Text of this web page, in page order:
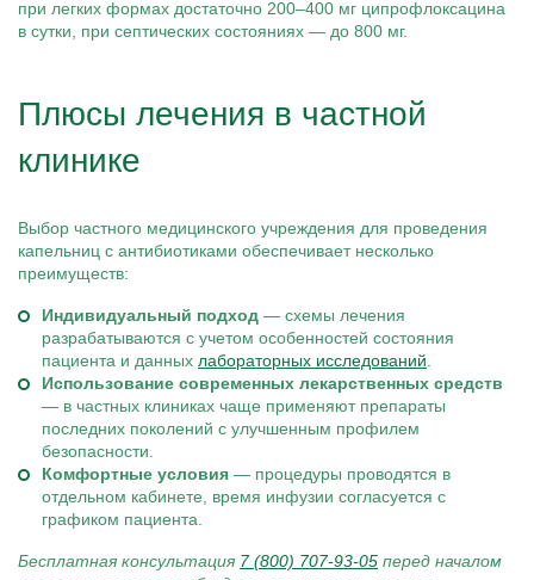
при легких формах достаточно 200–400 мг ципрофлоксацина
в сутки, при септических состояниях — до 800 мг.
Плюсы лечения в частной
клинике
Выбор частного медицинского учреждения для проведения
капельниц с антибиотиками обеспечивает несколько
преимуществ:
Индивидуальный подход — схемы лечения
разрабатываются с учетом особенностей состояния
пациента и данных лабораторных исследований
Использование современных лекарственных средств
— в частных клиниках чаще применяют препараты
последних поколений с улучшенным профилем
безопасности.
Комфортные условия — процедуры проводятся в
отдельном кабинете, время инфузии согласуется с
графиком пациента.
Бесплатная консультация 7 (800) 707-93-05 перед началом